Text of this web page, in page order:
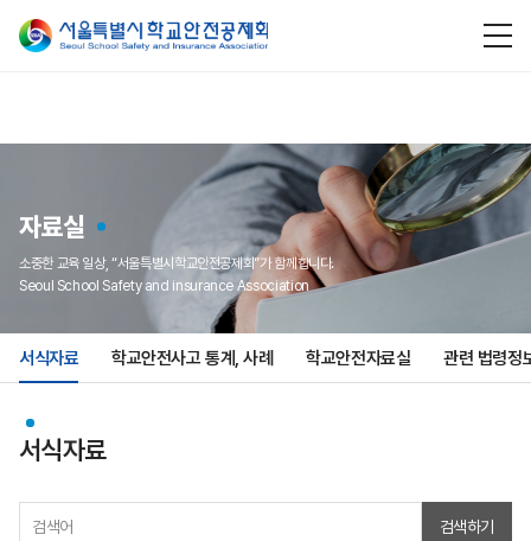
자료실
소중한 교육 일상, “서울특별시학교안전공제회”가 함께합니다.
Seoul School Safety and insurance Association
서식자료 학교안전사고 통계, 사례 학교안전자료실 관련 법령정
서식자료
검색하기